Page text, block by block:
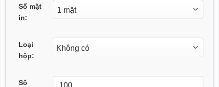
Số mặt
in:
Loại
hộp:
Số